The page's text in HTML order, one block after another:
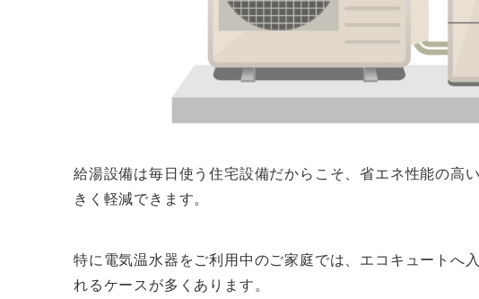
給湯設備は毎日使う住宅設備だからこそ、省エネ性能の高
きく軽減できます。
特に電気温水器をご利用中のご家庭では、エコキュートへ
れるケースが多くあります。